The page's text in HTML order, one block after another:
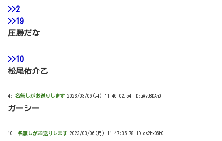
>>2
>>19
圧勝だな
>>10
松尾佑介乙
4: 名無しがお送りします 2023/03/06(月) 11:46:02.54 ID:uAyU8DAh0
ガーシー
10: 名無しがお送りします 2023/03/06(月) 11:47:35.78 ID:os2hxQ6h0